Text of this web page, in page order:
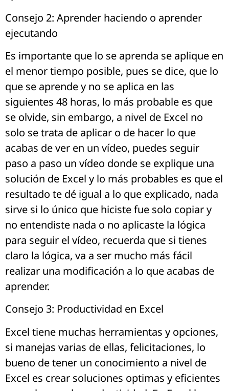
Consejo 2: Aprender haciendo o aprender
ejecutando
Es importante que lo se aprenda se aplique en
el menor tiempo posible, pues se dice, que lo
que se aprende y no se aplica en las
siguientes 48 horas, lo más probable es que
se olvide, sin embargo, a nivel de Excel no
solo se trata de aplicar o de hacer lo que
acabas de ver en un vídeo, puedes seguir
paso a paso un vídeo donde se explique una
solución de Excel y lo más probables es que el
resultado te dé igual a lo que explicado, nada
sirve si lo único que hiciste fue solo copiar y
no entendiste nada o no aplicaste la lógica
para seguir el vídeo, recuerda que si tienes
claro la lógica, va a ser mucho más fácil
realizar una modificación a lo que acabas de
aprender.
Consejo 3: Productividad en Excel
Excel tiene muchas herramientas y opciones,
si manejas varias de ellas, felicitaciones, lo
bueno de tener un conocimiento a nivel de
Excel es crear soluciones optimas y eficientes